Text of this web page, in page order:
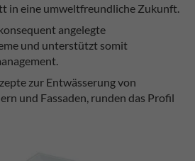
in eine umweltfreundliche Zukunft.
angelegte
und unterstützt somit
zur Entwässerung von
und Fassaden, runden das Profil